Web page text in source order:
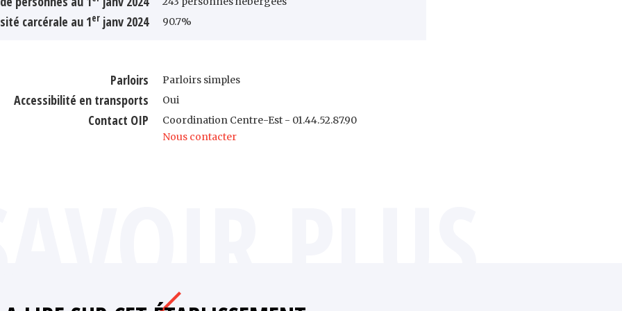
carcérale au 1er janv 2024 90.7%
Parloirs Parloirs simples
Accessibilité en transports Oui
Contact OIP
Coordination Centre-Est - 01.44.52.87.90
Nous contacter